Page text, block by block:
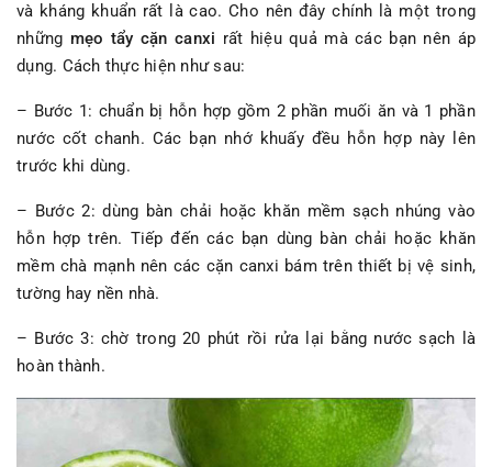
và kháng khuẩn rất là cao. Cho nên đây chính là một trong
những mẹo tẩy cặn canxi rất hiệu quả mà các bạn nên áp
dụng. Cách thực hiện như sau:
– Bước 1: chuẩn bị hỗn hợp gồm 2 phần muối ăn và 1 phần
nước cốt chanh. Các bạn nhớ khuấy đều hỗn hợp này lên
trước khi dùng.
– Bước 2: dùng bàn chải hoặc khăn mềm sạch nhúng vào
hỗn hợp trên. Tiếp đến các bạn dùng bàn chải hoặc khăn
mềm chà mạnh nên các cặn canxi bám trên thiết bị vệ sinh,
tường hay nền nhà.
– Bước 3: chờ trong 20 phút rồi rửa lại bằng nước sạch là
hoàn thành.